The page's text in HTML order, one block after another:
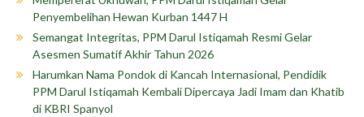
Penyembelihan Hewan Kurban 1447 H
Semangat Integritas, PPM Darul Istiqamah Resmi Gelar
Asesmen Sumatif Akhir Tahun 2026
Harumkan Nama Pondok di Kancah Internasional, Pendidik
PPM Darul Istiqamah Kembali Dipercaya Jadi Imam dan Khatib
di KBRI Spanyol